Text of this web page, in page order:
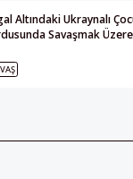
Altındaki Ukraynalı
Savaşmak